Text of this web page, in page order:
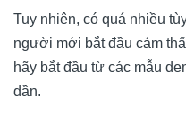
Tuy nhiên, có quá nhiều
người mới bắt đầu cảm
hãy bắt đầu từ các mẫu
dần.